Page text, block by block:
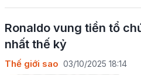
Ronaldo vung tiền tổ
nhất thế kỷ
Thế giới sao 03/10/2025 18:14